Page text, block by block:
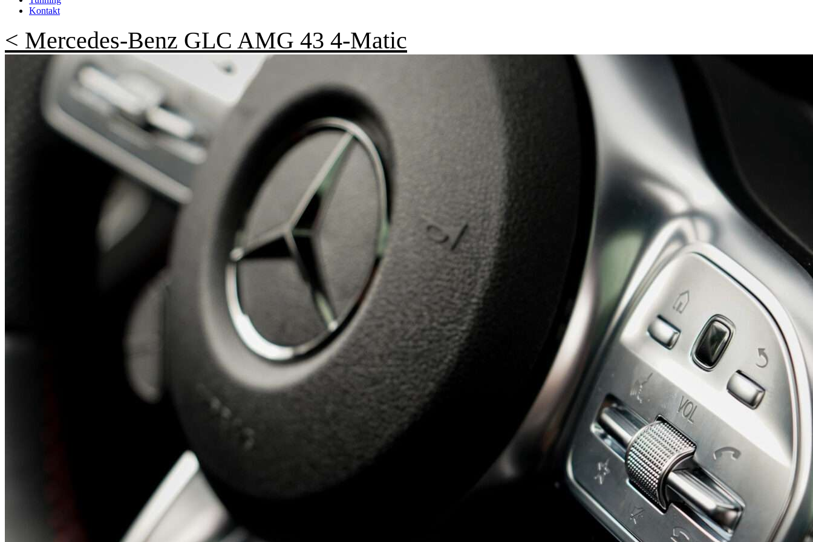
Kontakt
< Mercedes-Benz GLC AMG 43 4-Matic